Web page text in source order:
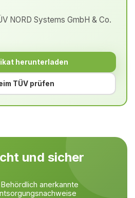
NORD Systems GmbH & Co.
herunterladen
TÜV prüfen
und sicher
Behördlich anerkannte